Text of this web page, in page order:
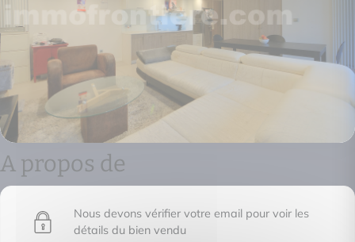
A propos de
Nous devons vérifier votre email pour voir les
détails du bien vendu